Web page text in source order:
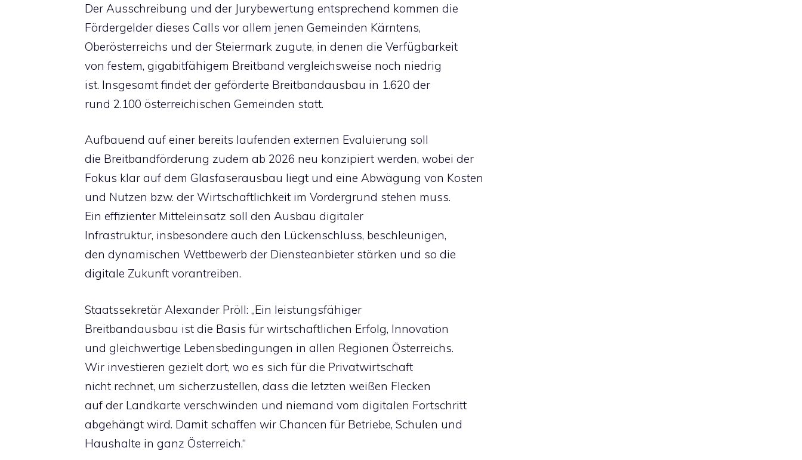
Der Ausschreibung und der Jurybewertung entsprechend kommen die
Fördergelder dieses Calls vor allem jenen Gemeinden Kärntens,
Oberösterreichs und der Steiermark zugute, in denen die Verfügbarkeit
von festem, gigabitfähigem Breitband vergleichsweise noch niedrig
ist. Insgesamt findet der geförderte Breitbandausbau in 1.620 der
rund 2.100 österreichischen Gemeinden statt.
Aufbauend auf einer bereits laufenden externen Evaluierung soll
die Breitbandförderung zudem ab 2026 neu konzipiert werden, wobei der
Fokus klar auf dem Glasfaserausbau liegt und eine Abwägung von Kosten
und Nutzen bzw. der Wirtschaftlichkeit im Vordergrund stehen muss.
Ein effizienter Mitteleinsatz soll den Ausbau digitaler
Infrastruktur, insbesondere auch den Lückenschluss, beschleunigen,
den dynamischen Wettbewerb der Diensteanbieter stärken und so die
digitale Zukunft vorantreiben.
Staatssekretär Alexander Pröll: „Ein leistungsfähiger
Breitbandausbau ist die Basis für wirtschaftlichen Erfolg, Innovation
und gleichwertige Lebensbedingungen in allen Regionen Österreichs.
Wir investieren gezielt dort, wo es sich für die Privatwirtschaft
nicht rechnet, um sicherzustellen, dass die letzten weißen Flecken
auf der Landkarte verschwinden und niemand vom digitalen Fortschritt
abgehängt wird. Damit schaffen wir Chancen für Betriebe, Schulen und
Haushalte in ganz Österreich.“